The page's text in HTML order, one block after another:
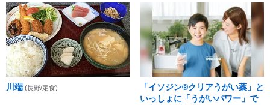
川端 (長野/定食)
「イソジン®クリアうがい薬」と
いっしょに「うがいパワー」で